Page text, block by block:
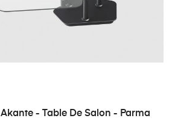
Akante - Table De Salon - Parma